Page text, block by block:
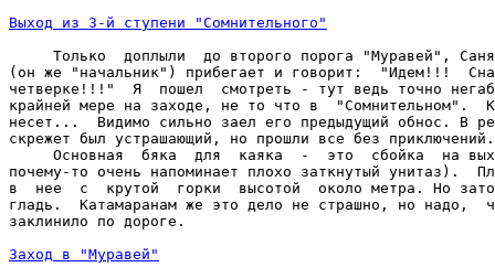
Выход из 3-й ступени "Сомнительного"
Только  доплыли  до второго порога "Муравей",
(он же "начальник") прибегает и говорит:  "Идем!!!
четверке!!!"  Я  пошел  смотреть - тут ведь точно
крайней мере на заходе, не то что в  "Сомнительном".
несет...  Видимо сильно заел его предыдущий обнос. В
скрежет был устрашающий, но прошли все без приключений.
Основная  бяка  для  каяка  -  это  сбойка  на
почему-то очень напоминает плохо заткнутый унитаз).
в  нее  с  крутой  горки  высотой  около метра. Но
гладь.  Катамаранам же это дело не страшно, но надо,
заклинило по дороге.
Заход в "Муравей"